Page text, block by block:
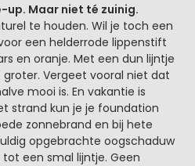
up. Maar niet té zuinig.
te houden. Wil je toch een
een helderrode lippenstift
en oranje. Met een dun lijntje
Vergeet vooral niet dat
mooi is. En vakantie is
strand kun je je foundation
zonnebrand en bij hete
opgebrachte oogschaduw
een smal lijntje. Geen